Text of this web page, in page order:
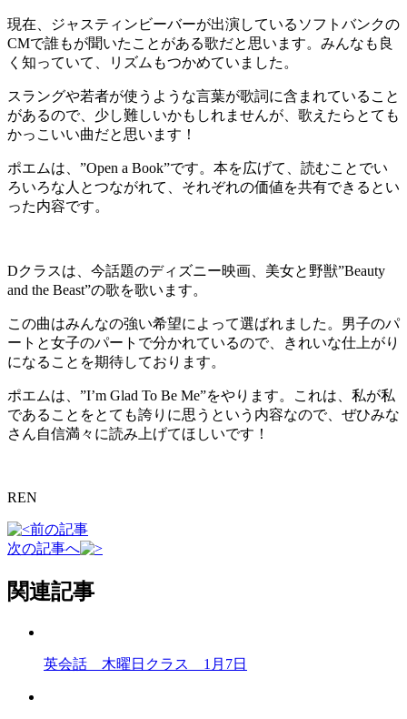
現在、ジャスティンビーバーが出演しているソフトバンクの
CMで誰もが聞いたことがある歌だと思います。みんなも良
く知っていて、リズムもつかめていました。
スラングや若者が使うような言葉が歌詞に含まれていること
があるので、少し難しいかもしれませんが、歌えたらとても
かっこいい曲だと思います！
ポエムは、”Open a Book”です。本を広げて、読むことでい
ろいろな人とつながれて、それぞれの価値を共有できるとい
った内容です。
Dクラスは、今話題のディズニー映画、美女と野獣”Beauty
and the Beast”の歌を歌います。
この曲はみんなの強い希望によって選ばれました。男子のパ
ートと女子のパートで分かれているので、きれいな仕上がり
になることを期待しております。
ポエムは、”I’m Glad To Be Me”をやります。これは、私が私
であることをとても誇りに思うという内容なので、ぜひみな
さん自信満々に読み上げてほしいです！
REN
前の記事
次の記事へ
関連記事
英会話 木曜日クラス 1月7日